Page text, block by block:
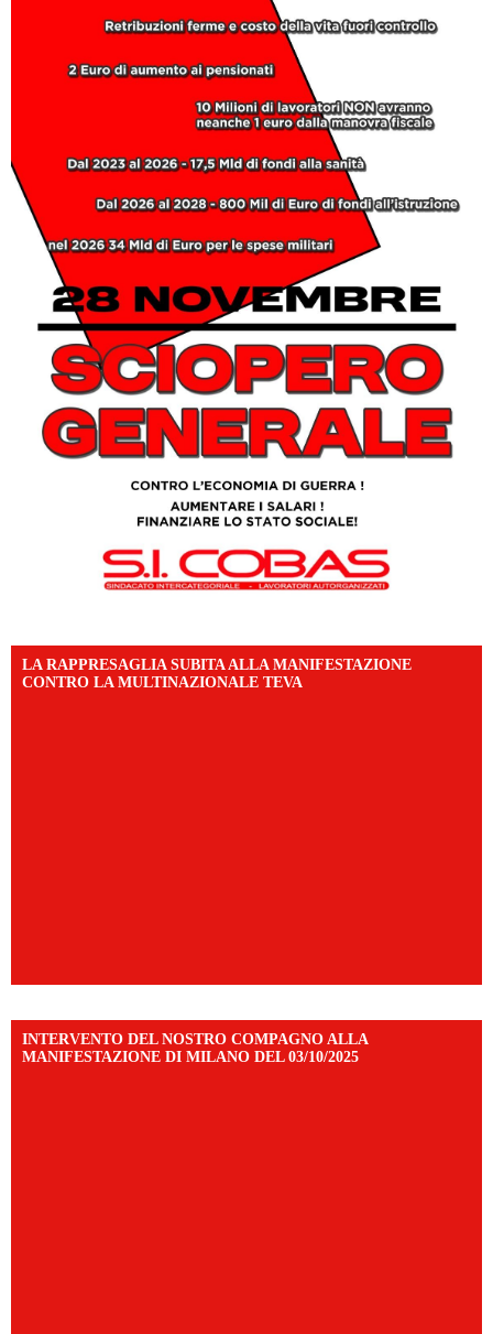
LA RAPPRESAGLIA SUBITA ALLA MANIFESTAZIONE
CONTRO LA MULTINAZIONALE TEVA
INTERVENTO DEL NOSTRO COMPAGNO ALLA
MANIFESTAZIONE DI MILANO DEL 03/10/2025